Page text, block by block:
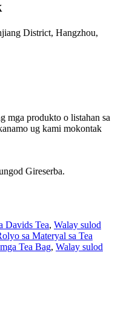
District, Hangzhou,
mga produkto o listahan sa
ug kami mokontak
Gireserba.
Davids Tea, Walay sulod
sa Materyal sa Tea
Tea Bag, Walay sulod